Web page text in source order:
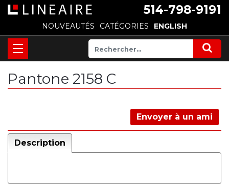
514-798-9191
NOUVEAUTÉS CATÉGORIES ENGLISH
Pantone 2158 C
Envoyer à un ami
Description